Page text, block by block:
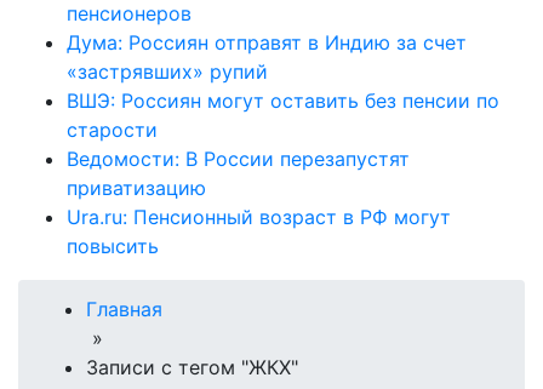
пенсионеров
Дума: Россиян отправят в Индию за счет
«застрявших» рупий
ВШЭ: Россиян могут оставить без пенсии по
старости
Ведомости: В России перезапустят
приватизацию
Ura.ru: Пенсионный возраст в РФ могут
повысить
Главная
»
Записи с тегом "ЖКХ"